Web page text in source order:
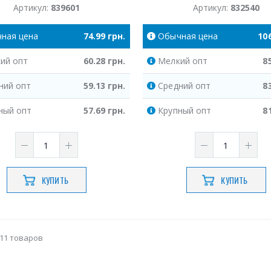
Артикул: 839601
цена 74.99грн.
опт 60.28 грн.
опт 59.13 грн.
опт 57.69 грн.
КУПИТЬ
Артикул: 832540
Обычная цена
Мелкий опт
Средний опт
Крупный опт
КУПИТЬ
товаров